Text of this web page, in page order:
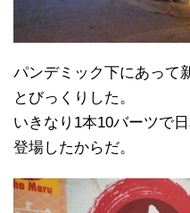
パンデミック下にあって
とびっくりした。
いきなり1本10バーツで
登場したからだ。